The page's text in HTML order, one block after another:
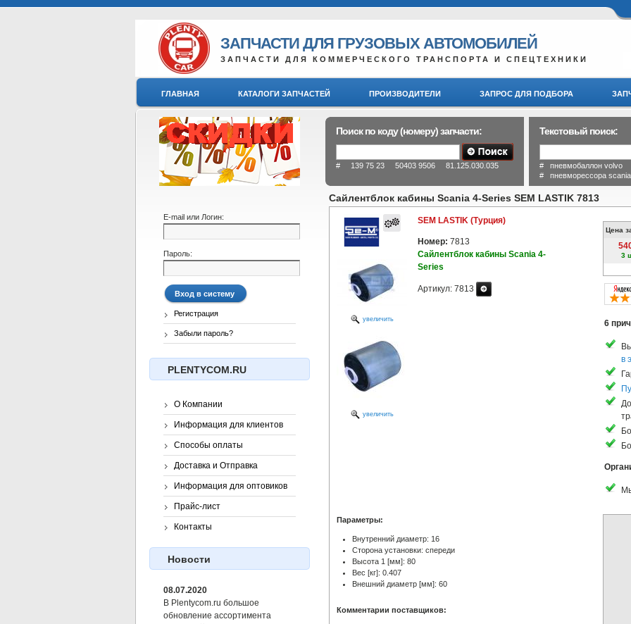
ЗАПЧАСТИ ДЛЯ ГРУЗОВЫХ АВТОМОБИЛЕЙ
ЗАПЧАСТИ ДЛЯ КОММЕРЧЕСКОГО ТРАНСПОРТА И СПЕЦТЕХНИКИ
ГЛАВНАЯ КАТАЛОГИ ЗАПЧАСТЕЙ ПРОИЗВОДИТЕЛИ ЗАПРОС ДЛЯ ПОДБОРА
Поиск по коду (номеру) запчасти:
# 139 75 23 50403 9506 81.125.030.035
Текстовый поиск:
# пневмобаллон
# пневморессора
Сайлентблок кабины Scania 4-Series SEM LASTIK 7813
увеличить
увеличить
SEM LASTIK (Турция)
Номер: 7813
Сайлентблок кабины Scania 4-
Series
Артикул: 7813
Цена
3
6
в
Параметры:
Внутренний диаметр: 16
Сторона установки: спереди
Высота 1 [мм]: 80
Вес [кг]: 0.407
Внешний диаметр [мм]: 60
Комментарии поставщиков:
E-mail или Логин:
Пароль:
Регистрация
Забыли пароль?
PLENTYCOM.RU
О Компании
Информация для клиентов
Способы оплаты
Доставка и Отправка
Информация для оптовиков
Прайс-лист
Контакты
Новости
08.07.2020
В Plentycom.ru большое
обновление ассортимента